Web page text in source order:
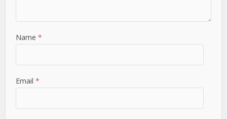
Name*
Email*